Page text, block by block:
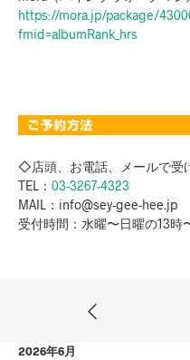
https://mora.jp/package/
fmid=albumRank_hrs
◇店頭、お電話、メールで受
TEL： 03-3267-4323
MAIL：info@sey-gee-hee.jp
受付時間：水曜〜日曜の13時
2026年6月